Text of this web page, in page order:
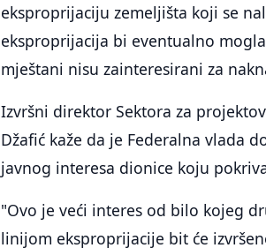
eksproprijaciju zemeljišta koji se
eksproprijacija bi eventualno
mještani nisu zainteresirani za
Izvršni direktor Sektora za
Džafić kaže da je Federalna vlada
javnog interesa dionice koju
"Ovo je veći interes od bilo kojeg
linijom eksproprijacije bit će